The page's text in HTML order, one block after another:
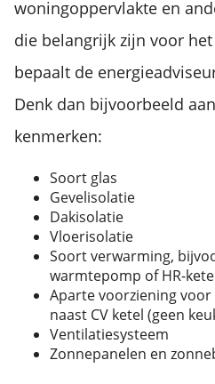
woningoppervlakte en
die belangrijk zijn voor
bepaalt de
Denk dan bijvoorbeeld
kenmerken:
Soort glas
Gevelisolatie
Dakisolatie
Vloerisolatie
Soort verwarming,
warmtepomp of HR-
Aparte voorziening
naast CV ketel (geen
Ventilatiesysteem
Zonnepanelen en